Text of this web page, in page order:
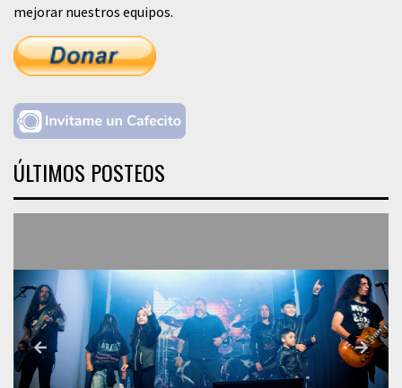
mejorar nuestros equipos.
ÚLTIMOS POSTEOS